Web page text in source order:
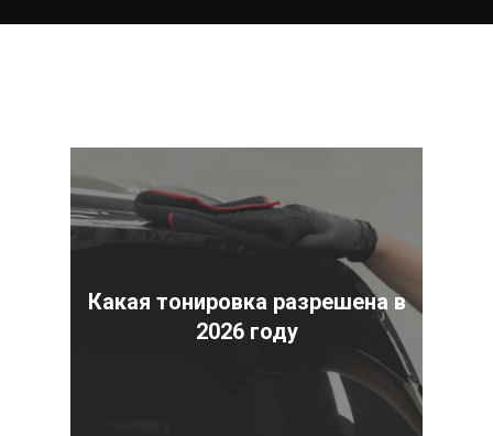
Какая тонировка разрешена в
2026 году